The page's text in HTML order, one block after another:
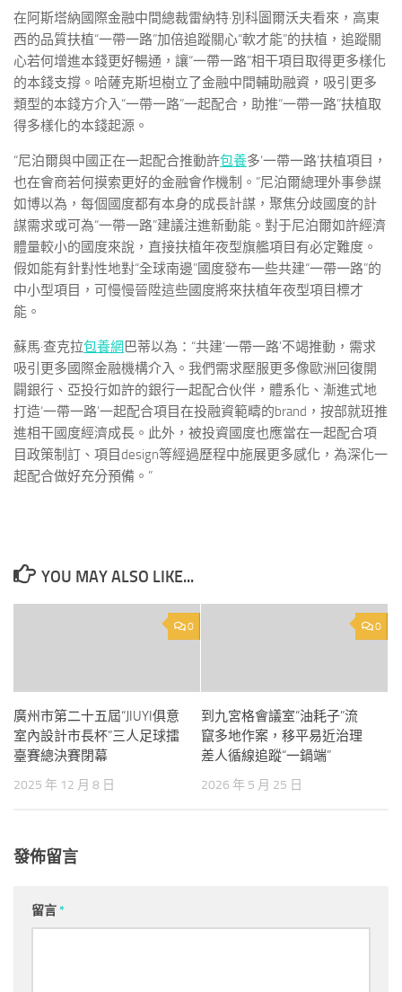
在阿斯塔納國際金融中間總裁雷納特·別科圖爾沃夫看來，高東
西的品質扶植“一帶一路”加倍追蹤關心“軟才能”的扶植，追蹤關
心若何增進本錢更好暢通，讓“一帶一路”相干項目取得更多樣化
的本錢支撐。哈薩克斯坦樹立了金融中間輔助融資，吸引更多
類型的本錢方介入“一帶一路”一起配合，助推“一帶一路”扶植取
得多樣化的本錢起源。
“尼泊爾與中國正在一起配合推動許包養多‘一帶一路’扶植項目，
也在會商若何摸索更好的金融會作機制。”尼泊爾總理外事參謀
如博以為，每個國度都有本身的成長計謀，聚焦分歧國度的計
謀需求或可為“一帶一路”建議注進新動能。對于尼泊爾如許經濟
體量較小的國度來說，直接扶植年夜型旗艦項目有必定難度。
假如能有針對性地對“全球南邊”國度發布一些共建“一帶一路”的
中小型項目，可慢慢晉陞這些國度將來扶植年夜型項目標才
能。
蘇馬·查克拉包養網 巴蒂以為：“共建‘一帶一路’不竭推動，需求
吸引更多國際金融機構介入。我們需求壓服更多像歐洲回復開
闢銀行、亞投行如許的銀行一起配合伙伴，體系化、漸進式地
打造‘一帶一路’一起配合項目在投融資範疇的brand，按部就班推
進相干國度經濟成長。此外，被投資國度也應當在一起配合項
目政策制訂、項目design等經過歷程中施展更多感化，為深化一
起配合做好充分預備。”
YOU MAY ALSO LIKE...
0
廣州市第二十五屆“JIUYI俱意
室內設計市長杯”三人足球擂
臺賽總決賽閉幕
2025 年 12 月 8 日
0
到九宮格會議室“油耗子”流
竄多地作案，移平易近治理
差人循線追蹤“一鍋端”
2026 年 5 月 25 日
發佈留言
留言*